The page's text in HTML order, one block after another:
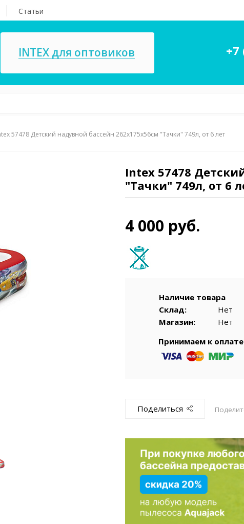
Статьи
INTEX для оптовиков +7
ремкомплекты СПА
игрушки
Запчасти для
Уцененный Товар
57478 Детский надувной бассейн 262х175х56см "Тачки" 749л, от 6 лет
Intex 57478
"Тачки" 749л, от 6
4 000 руб.
Наличие товара
Склад:
Нет
Магазин:
Нет
Принимаем к оплате
Поделиться